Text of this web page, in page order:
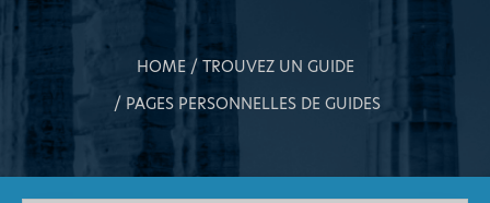
HOME
TROUVEZ UN GUIDE
PAGES PERSONNELLES DE GUIDES